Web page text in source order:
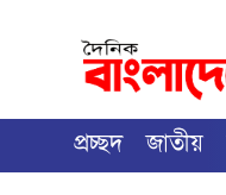
প্রচ্ছদ জাতীয়